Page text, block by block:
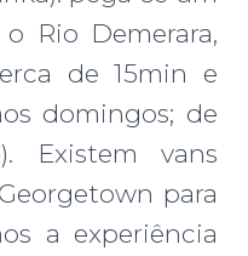
Rio Demerara,
de 15min e
domingos; de
Existem vans
para
a experiência